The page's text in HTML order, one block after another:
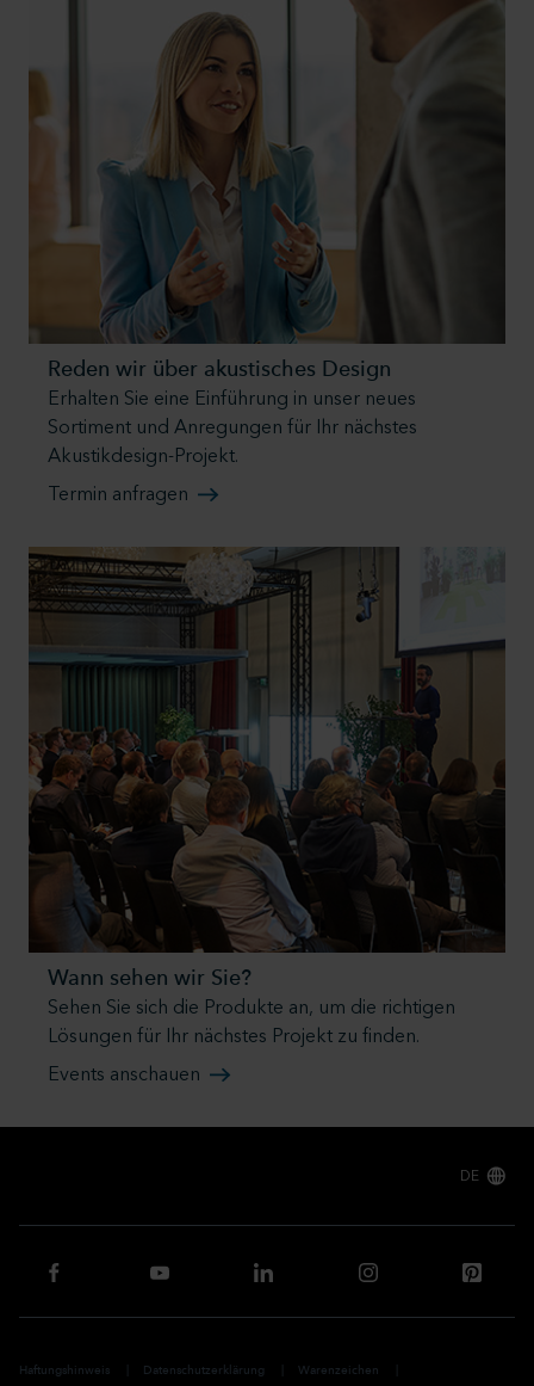
Reden wir über akustisches Design
Erhalten Sie eine Einführung in unser neues
Sortiment und Anregungen für Ihr nächstes
Akustikdesign-Projekt.
Termin anfragen
Wann sehen wir Sie?
Sehen Sie sich die Produkte an, um die richtigen
Lösungen für Ihr nächstes Projekt zu finden.
Events anschauen
DE
Haftungshinweis Datenschutzerklärung Warenzeichen